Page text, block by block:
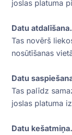
joslas platuma
Datu atdalīšana.
Tas novērš
nosūtīšanas
Datu
Tas palīdz
joslas platuma
Datu kešatmiņa.